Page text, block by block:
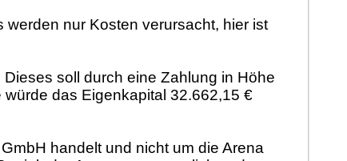
nur Kosten verursacht, hier ist
soll durch eine Zahlung in Höhe
das Eigenkapital 32.662,15 €
handelt und nicht um die Arena